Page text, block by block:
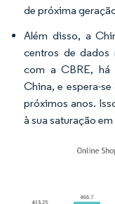
de próxima
Além disso, a
centros de dados
com a CBRE, há
China, e espera-
próximos anos.
à sua saturação